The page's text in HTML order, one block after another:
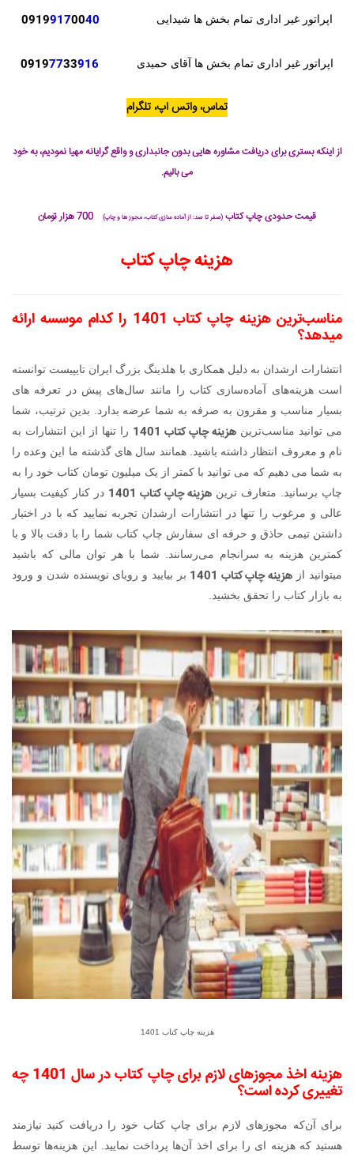
اپراتور غیر اداری تمام بخش ها شیدایی 09199170040
اپراتور غیر اداری تمام بخش ها آقای حمیدی 09197733916
تماس، واتس اپ، تلگرام
از اینکه بستری برای دریافت مشاوره هایی بدون جانبداری و واقع گرایانه مهیا نمودیم، به خود
می بالیم.
قیمت حدودی چاپ کتاب (صفر تا صد: از آماده سازی کتاب، مجوز ها و چاپ)
هزینه چاپ کتاب
مناسب‌ترین هزینه چاپ کتاب 1401 را کدام موسسه ارائه
میدهد؟
انتشارات ارشدان به دلیل همکاری با هلدینگ بزرگ ایران تایپیست توانسته
است هزینه‌های آماده‌سازی کتاب را مانند سال‌های پیش در تعرفه های
بسیار مناسب و مقرون به صرفه به شما عرضه بدارد. بدین ترتیب، شما
می توانید مناسب‌ترین هزینه چاپ کتاب 1401
را تنها از این انتشارات به
نام و معروف انتظار داشته باشید. همانند سال های گذشته ما این وعده را
به شما می دهیم که می توانید با کمتر از یک میلیون تومان کتاب خود را به
چاپ برسانید. متعارف ترین هزینه چاپ کتاب 1401
در کنار کیفیت بسیار
عالی و مرغوب را تنها در انتشارات ارشدان تجربه نمایید که با در اختیار
داشتن تیمی حاذق و حرفه ای سفارش چاپ کتاب شما را با دقت بالا و با
کمترین هزینه به سرانجام می‌رسانند. شما با هر توان مالی که باشید
میتوانید از هزینه چاپ کتاب 1401
بر بیایید و رویای نویسنده شدن و ورود
به بازار کتاب را تحقق بخشید.
هزینه چاپ کتاب 1401
هزینه اخذ مجوزهای لازم برای چاپ کتاب در سال 1401چه
تغییری کرده است؟
برای آن‌که مجوزهای لازم برای چاپ کتاب خود را دریافت کنید نیازمند
هستید که هزینه ای را برای اخذ آن‌ها پرداخت نمایید. این هزینه‌ها توسط